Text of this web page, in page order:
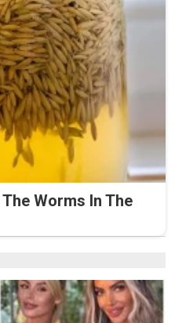
Worms In The